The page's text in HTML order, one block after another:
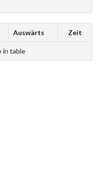
Auswärts Zeit
in table